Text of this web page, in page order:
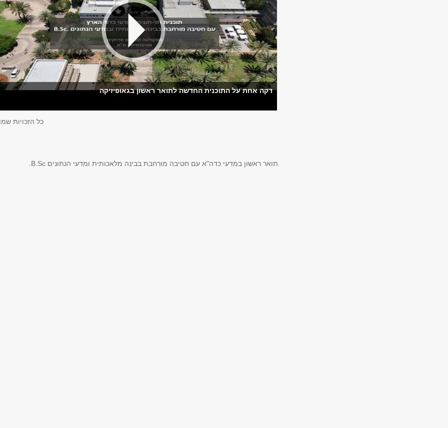
דקה אחת על התוכנית החדשה לתואר ראשון בגאופיזיקה
כל הזכויות
תואר ראשון במדעי כדה"א עם חטיבה מורחבת בבינה מלאכותית ומדעי הנתונים B.Sc.